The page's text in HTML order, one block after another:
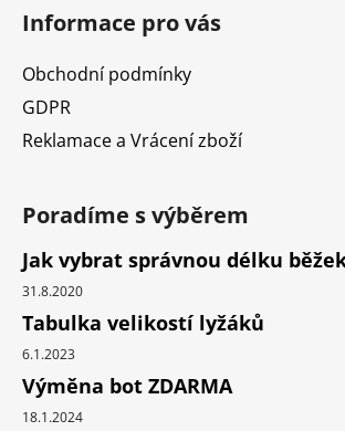
Informace pro vás
Obchodní podmínky
GDPR
Reklamace a Vrácení zboží
Poradíme s výběrem
Jak vybrat správnou délku
31.8.2020
Tabulka velikostí lyžáků
6.1.2023
Výměna bot ZDARMA
18.1.2024